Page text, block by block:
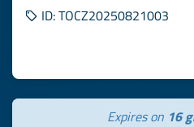
ID: TOCZ20250821003
Expires on 16